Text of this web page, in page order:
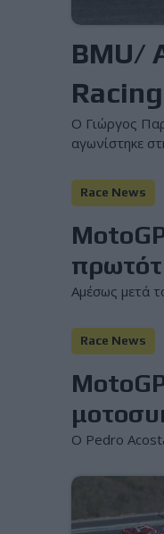
BMU/
Ο Γιώργος
αγωνίστηκε
Race News
Αμέσως μετά
Race News
Ο Pedro